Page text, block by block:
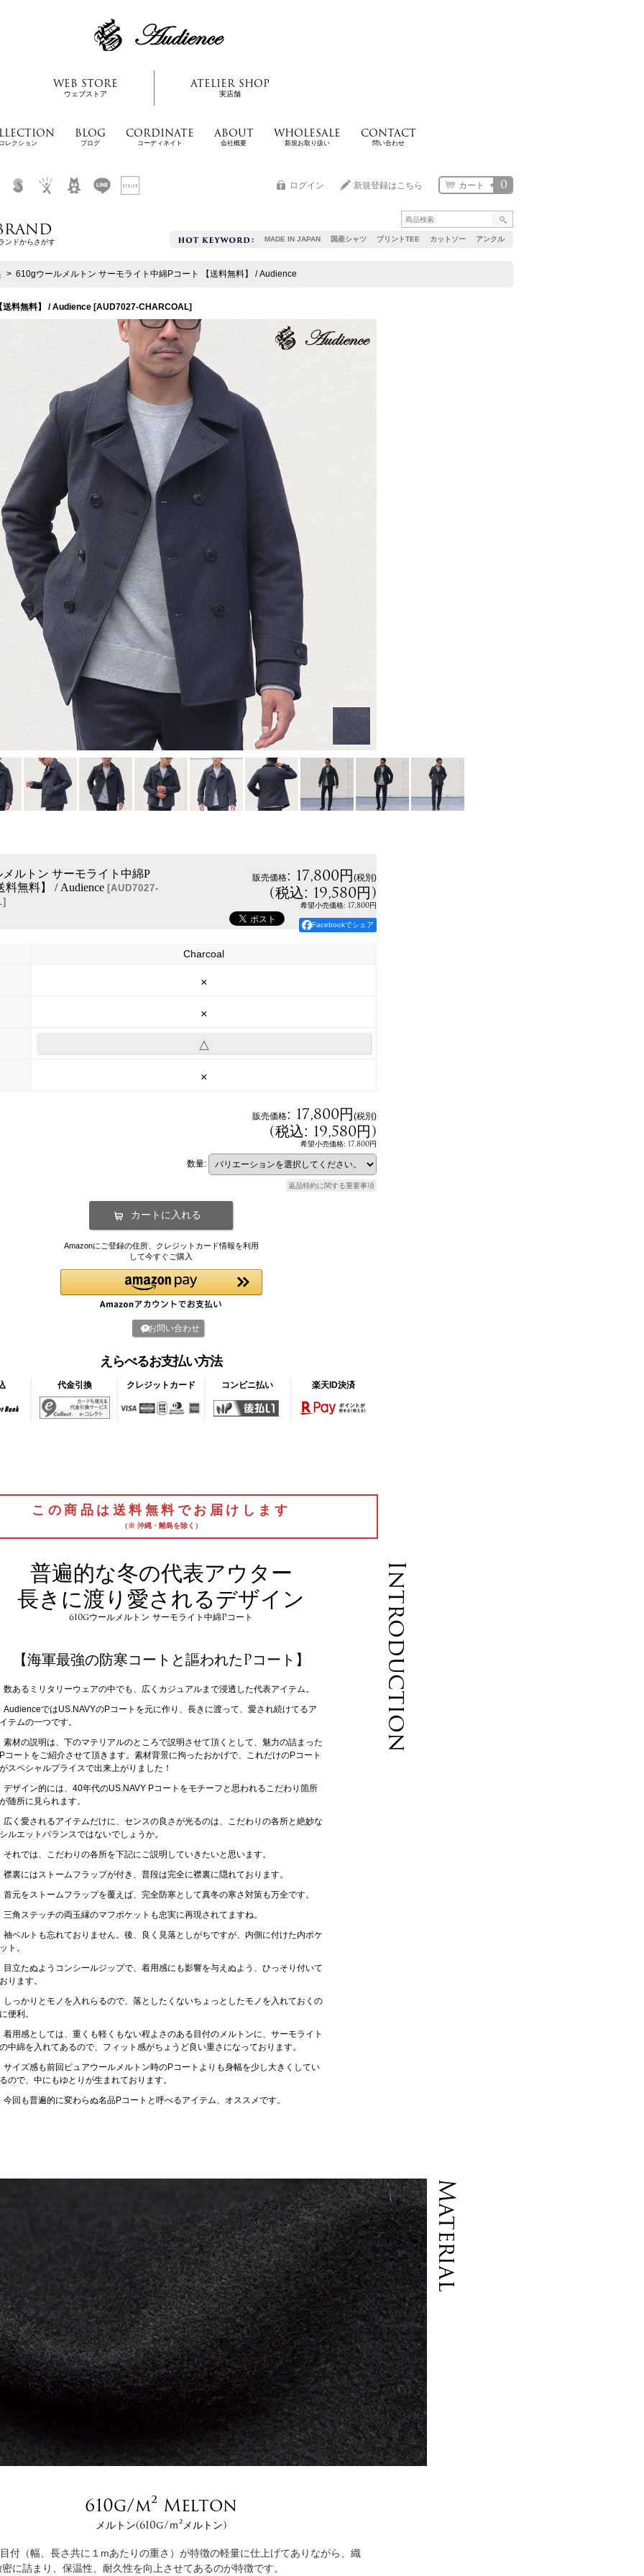
WEB STORE
ウェブストア
ATELIER SHOP
実店舗
レクション
BLOG
ブログ
CORDINATE
コーディネイト
ABOUT
会社概要
WHOLESALE
新規お取り扱い
CONTACT
問い合わせ
MADE IN JAPAN 国産シャツ プリントTEE カットソー アンクル
0
カート
ログイン 新規登録はこちら
ンドからさがす
> 610gウールメルトン サーモライト中綿Pコート 【送料無料】 / Audience
送料無料】 / Audience [AUD7027-CHARCOAL]
メルトン サーモライト中綿P
料無料】 / Audience [AUD7027-
]
販売価格: 17,800円(税別)
(税込: 19,580円)
希望小売価格: 17,800円
Facebookでシェア
Charcoal
×
×
△
×
販売価格: 17,800円(税別)
(税込: 19,580円)
希望小売価格: 17,800円
数量:
返品特約に関する重要事項
Amazonにご登録の住所、クレジットカード情報を利用
して今すぐご購入
お問い合わせ
えらべるお支払い方法
代金引換 クレジットカード コンビニ払い 楽天ID決済
この商品は送料無料でお届けします
（※ 沖縄・離島を除く）
Introduction
普遍的な冬の代表アウター
長きに渡り愛されるデザイン
610gウールメルトン サーモライト中綿Pコート
【海軍最強の防寒コートと謳われたPコート】
数あるミリタリーウェアの中でも、広くカジュアルまで浸透した代表アイテム。
AudienceではUS.NAVYのPコートを元に作り、長きに渡って、愛され続けてるア
イテムの一つです。
素材の説明は、下のマテリアルのところで説明させて頂くとして、魅力の詰まった
Pコートをご紹介させて頂きます。素材背景に拘ったおかげで、これだけのPコート
がスペシャルプライスで出来上がりました！
デザイン的には、40年代のUS.NAVY Pコートをモチーフと思われるこだわり箇所
が随所に見られます。
広く愛されるアイテムだけに、センスの良さが光るのは、こだわりの各所と絶妙な
シルエットバランスではないでしょうか。
それでは、こだわりの各所を下記にご説明していきたいと思います。
襟裏にはストームフラップが付き、普段は完全に襟裏に隠れております。
首元をストームフラップを覆えば、完全防寒として真冬の寒さ対策も万全です。
三角ステッチの両玉縁のマフポケットも忠実に再現されてますね。
袖ベルトも忘れておりません。後、良く見落としがちですが、内側に付けた内ポケ
ット。
目立たぬようコンシールジップで、着用感にも影響を与えぬよう、ひっそり付いて
おります。
しっかりとモノを入れらるので、落としたくないちょっとしたモノを入れておくの
に便利。
着用感としては、重くも軽くもない程よさのある目付のメルトンに、サーモライト
の中綿を入れてあるので、フィット感がちょうど良い重さになっております。
サイズ感も前回ピュアウールメルトン時のPコートよりも身幅を少し大きくしてい
るので、中にもゆとりが生まれております。
今回も普遍的に変わらぬ名品Pコートと呼べるアイテム、オススメです。
Material
610g/m² Melton
メルトン(610g/ｍ²メルトン)
付（幅、長さ共に１mあたりの重さ）が特徴の軽量に仕上げてありながら、織
に詰まり、保温性、耐久性を向上させてあるのが特徴です。